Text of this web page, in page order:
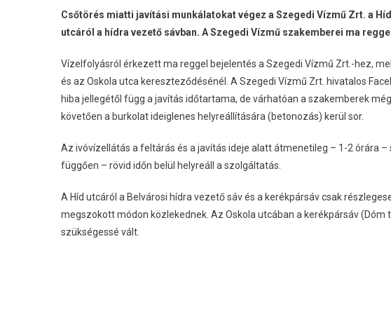
Csőtörés miatti javítási munkálatokat végez a Szegedi Vízmű Zrt. a
utcáról a hídra vezető sávban. A Szegedi Vízmű szakemberei ma
Vízelfolyásról érkezett ma reggel bejelentés a Szegedi Vízmű Zrt.-hez,
és az Oskola utca kereszteződésénél. A Szegedi Vízmű Zrt. hivatalos
hiba jellegétől függ a javítás időtartama, de várhatóan a szakemberek
követően a burkolat ideiglenes helyreállítására (betonozás) kerül sor.
Az ivóvízellátás a feltárás és a javítás ideje alatt átmenetileg – 1-2 órára
függően – rövid időn belül helyreáll a szolgáltatás.
A Híd utcáról a Belvárosi hídra vezető sáv és a kerékpársáv csak
megszokott módon közlekednek. Az Oskola utcában a kerékpársáv
szükségessé vált.